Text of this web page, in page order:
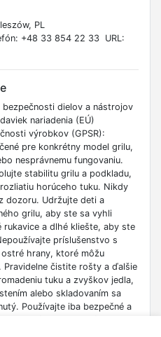
PL
+48 33 854 22 33 URL:
dielov a nástrojov
nariadenia (EÚ)
výrobkov (GPSR):
pre konkrétny model grilu,
nesprávnemu fungovaniu.
stabilitu grilu a podkladu,
horúceho tuku. Nikdy
dozoru. Udržujte deti a
grilu, aby ste sa vyhli
rukavice a dlhé kliešte, aby ste
príslušenstvo s
hrany, ktoré môžu
čistite rošty a ďalšie
tuku a zvyškov jedla,
alebo skladovaním sa
Používajte iba bezpečné a